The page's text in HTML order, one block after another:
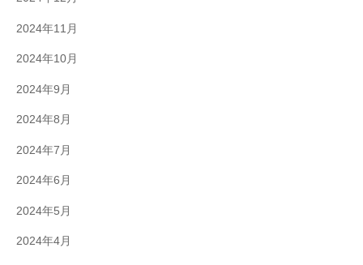
2024年11月
2024年10月
2024年9月
2024年8月
2024年7月
2024年6月
2024年5月
2024年4月